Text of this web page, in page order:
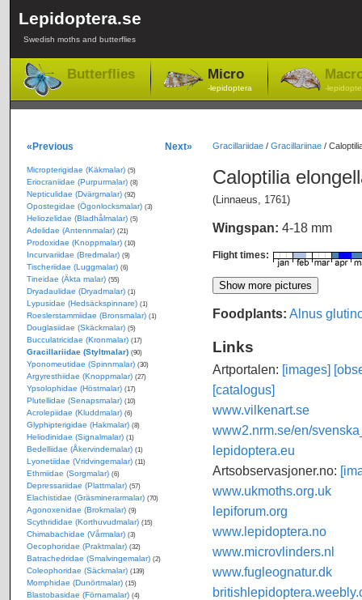
Lepidoptera.se
Swedish moths and butterflies
Butterflies Micro
-lepidoptera -
Gracillariidae/ Gracillariinae/
Caloptilia
(Linnaeus, 1761)
Wingspan: 4-18 mm
Flight times:
Foodplants: Alnus
Links
Artportalen: [images]
[catalogus]
www.vilkenart.se
www2.nrm.se/en/
lepidoptera.eu
Artsobservasjoner.no:
www.ukmoths.org.uk
lepiforum.org
www.lepidoptera.no
www.microvlinders.nl
www.fugleognatur.dk
«Previous Next»
Micropterigidae (Käkmalar) (5)
Eriocraniidae (Purpurmalar) (8)
Nepticulidae (Dvärgmalar) (92)
Opostegidae (Ögonlocksmalar) (3)
Heliozelidae (Bladhålmalar) (5)
Adelidae (Antennmalar) (21)
Prodoxidae (Knoppmalar) (10)
Incurvariidae (Bredmalar) (9)
Tischeriidae (Luggmalar) (6)
Tineidae (Äkta malar) (55)
Dryadaulidae (Dryadmalar) (1)
Lypusidae (Hedsäckspinnare) (1)
Roeslerstammiidae (Bronsmalar) (1)
Douglasiidae (Skäckmalar) (5)
Bucculatricidae (Kronmalar) (17)
Gracillariidae (Styltmalar) (90)
Yponomeutidae (Spinnmalar) (30)
Argyresthiidae (Knoppmalar) (27)
Ypsolophidae (Höstmalar) (17)
Plutellidae (Senapsmalar) (10)
Acrolepiidae (Kluddmalar) (6)
Glyphipterigidae (Hakmalar) (8)
Heliodinidae (Signalmalar) (1)
Bedelliidae (Åkervindemalar) (1)
Lyonetiidae (Vridvingemalar) (11)
Ethmiidae (Sorgmalar) (6)
Depressariidae (Plattmalar) (57)
Elachistidae (Gräsminerarmalar) (70)
Agonoxenidae (Brokmalar) (9)
Scythrididae (Korthuvudmalar) (15)
Chimabachidae (Vårmalar) (3)
Oecophoridae (Praktmalar) (32)
Batrachedridae (Smalvingemalar) (2)
Coleophoridae (Säckmalar) (139)
Momphidae (Dunörtmalar) (15)
Blastobasidae (Förnamalar) (4)